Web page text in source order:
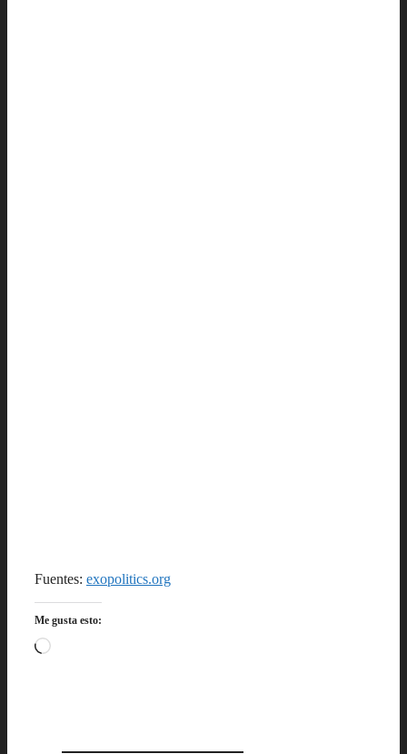
Fuentes: exopolitics.org
Me gusta esto:
Cargando...